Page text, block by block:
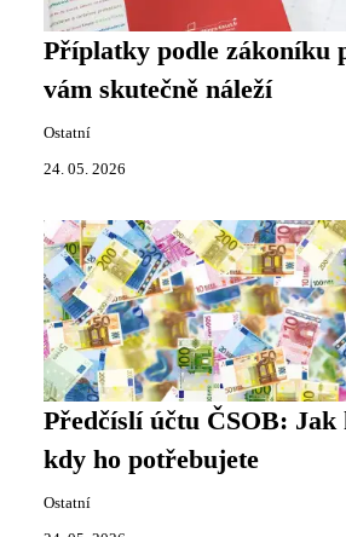
Příplatky podle zákoníku
vám skutečně náleží
Ostatní
24. 05. 2026
Předčíslí účtu ČSOB: Jak
kdy ho potřebujete
Ostatní